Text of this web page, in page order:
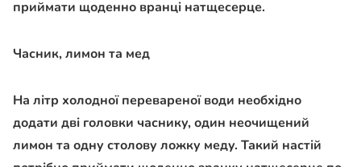
приймати щоденно вранці натщесерце.
Часник, лимон та мед
На літр холодної перевареної води необхідно
додати дві головки часнику, один неочищений
лимон та одну столову ложку меду. Такий настій